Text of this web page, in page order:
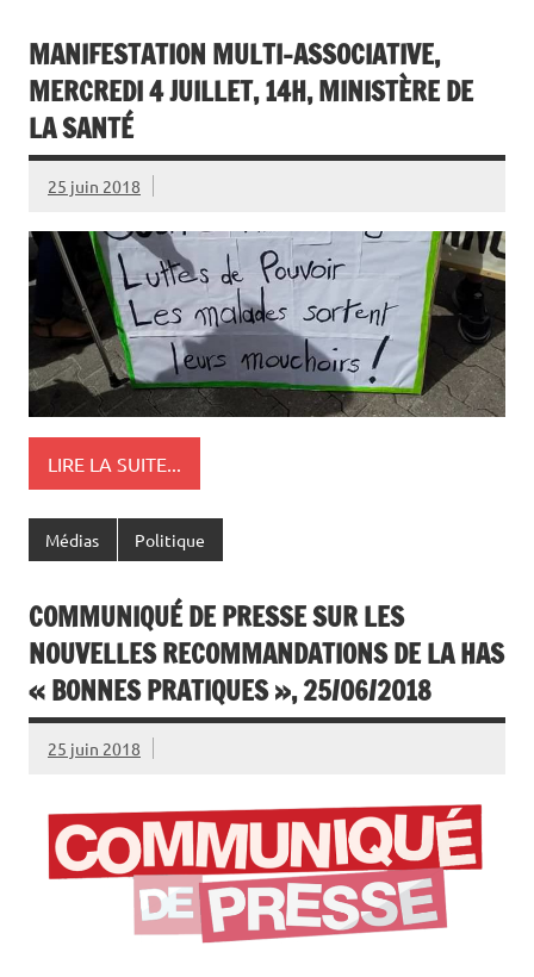
MANIFESTATION MULTI-ASSOCIATIVE,
MERCREDI 4 JUILLET, 14H, MINISTÈRE DE
LA SANTÉ
25 juin 2018
LIRE LA SUITE...
Médias Politique
COMMUNIQUÉ DE PRESSE SUR LES
NOUVELLES RECOMMANDATIONS DE LA HAS
« BONNES PRATIQUES », 25/06/2018
25 juin 2018